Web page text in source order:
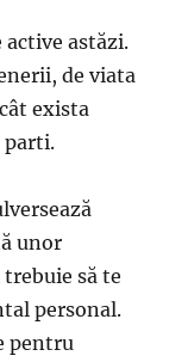
astăzi.
de viata
exista
parti.
unor
să te
personal.
pentru